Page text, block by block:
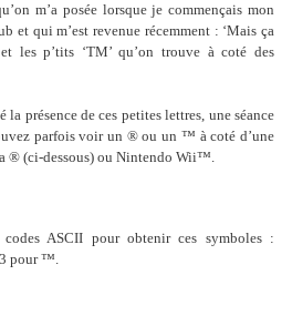
m’a posée lorsque je commençais mon
et qui m’est revenue récemment : ‘Mais ça
les p’tits ‘TM’ qu’on trouve à coté des
présence de ces petites lettres, une séance
parfois voir un ® ou un ™ à coté d’une
® (ci-dessous) ou Nintendo Wii™.
ASCII pour obtenir ces symboles :
pour ™.